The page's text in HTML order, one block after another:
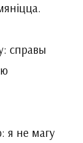
справы
я не магу